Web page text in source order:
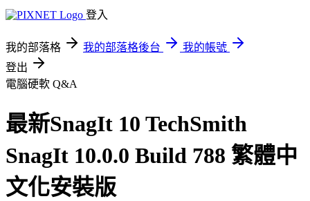
登入
我的部落格 我的部落格後台
我的帳號
登出
電腦硬軟 Q&A
最新SnagIt 10 TechSmith
SnagIt 10.0.0 Build 788 繁體中
文化安裝版